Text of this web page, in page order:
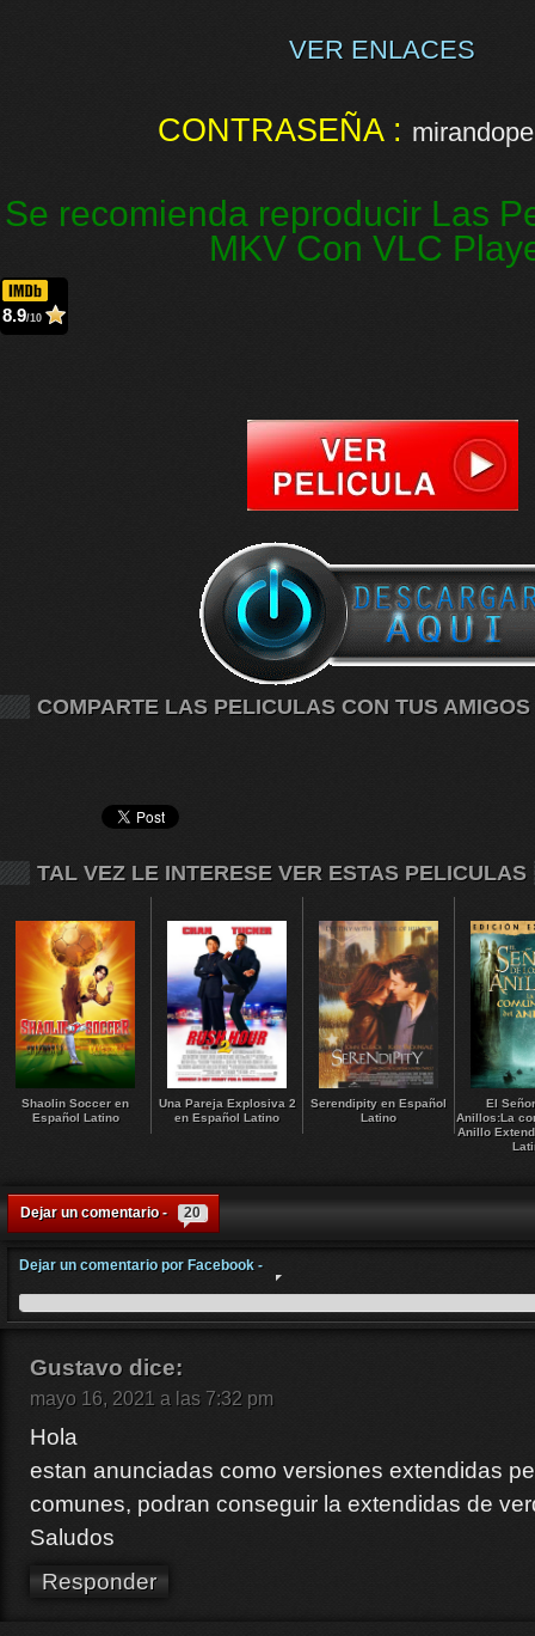
VER ENLACES
CONTRASEÑA :
Se recomienda reproducir Las
MKV Con VLC
8.9/10
COMPARTE LAS PELICULAS CON TUS AMIGOS
TAL VEZ LE INTERESE VER ESTAS PELICULAS
Shaolin Soccer en
Español Latino
Una Pareja Explosiva 2
en Español Latino
Serendipity en Español
Latino
El
Anillos:La
Anillo
Dejar un comentario - 20
Dejar un comentario por Facebook -
Gustavo dice:
mayo 16, 2021 a las 7:32 pm
Hola
estan anunciadas como versiones extendidas
comunes, podran conseguir la extendidas de
Saludos
Responder